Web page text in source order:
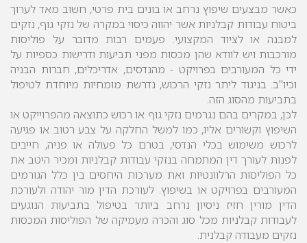
כאשר מבצעים שיפוץ נרחב או בונים בית פרטי, חשוב מאד לערוך
ביטוח עבודות קבלניות אשר יהווה כיסוי במקרה של נזקי גוף, נזקים
למבנה או לציוד המקצועי. פעמים רבות מדובר על פוליסות
מורכבות ויש לוודא שהן מכסות מפני תביעות ודרישות כספיות על
ידי כל המעורבים בפרויקט - מהנדסים, אדריכלים, חברות הבניה
וכיו"ב. בניגוד ליתר נזקי הרכוש, נדרשת מומחיות מיוחדת לטיפול
בתביעות מהסוג הזה.
לכן, במקרים בהם נגרמים נזקי גוף או רכוש כתוצאה מהפרוייקט או
השיפוץ וקשורים אליו, כמו למשל החלקה על צבע רטוב או פגיעה
לרכוש משימוש בכלי הנדסי, בטרם כל פעולה או פניה, חייבים
לפנות לעורך דין המתמחה בנזקי עבודות קבלניות ומכיר היטב את
כל הפוליסות הרלוונטיות ואת מערכות היחסים בין כלל הגורמים
המעורבים בפרויקט או בשיפוץ. לעורכת הדין מור יהודה ולעורכת
הדין מורין חזיז ניסיון נרחב ביותר בטיפול בתביעות הנוגעים
לעבודות קבלניות מכל סוג והכרה מעמיקה של הפוליסות המכסות
נזקים מעבודה קבלנית.